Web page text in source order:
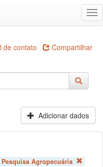
de contato Compartilhar
Adicionar dados
Agropecuária